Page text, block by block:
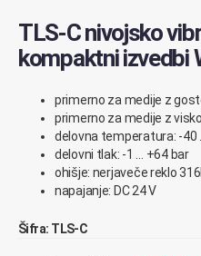
TLS-C nivojsko
kompaktni izvedbi
primerno za medije z
primerno za medije z
delovna temperatura: -40
delovni tlak: -1 … +64 bar
ohišje: nerjaveče reklo
napajanje: DC 24 V
Šifra: TLS-C